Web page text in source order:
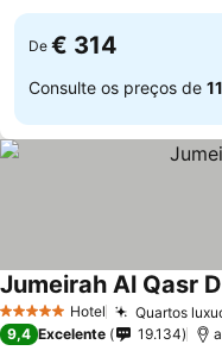
De € 314
Consulte os preços de
5 Estrelas Hotel Quartos
Jumeirah Al Qasr
9,4 Excelente 19.134